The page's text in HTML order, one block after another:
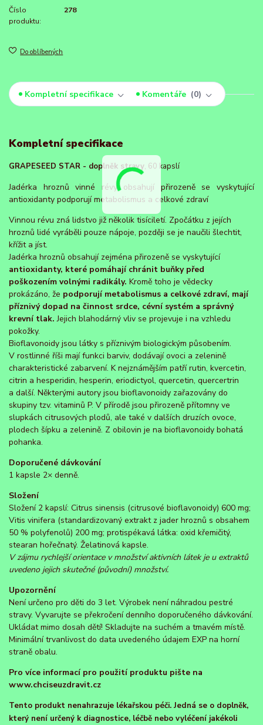
Číslo
produktu:
278
Do oblíbených
Kompletní specifikace Komentáře 0
Kompletní specifikace
GRAPESEED STAR - doplněk stravy, 60 kapslí
Jadérka hroznů vinné révy obsahují přirozeně se vyskytující
antioxidanty podporují metabolismus a celkové zdraví
Vinnou révu zná lidstvo již několik tisíciletí. Zpočátku z jejích
hroznů lidé vyráběli pouze nápoje, později se je naučili šlechtit,
křížit a jíst.
Jadérka hroznů obsahují zejména přirozeně se vyskytující
antioxidanty, které pomáhají chránit buňky před
poškozením volnými radikály. Kromě toho je vědecky
prokázáno, že podporují metabolismus a celkové zdraví, mají
příznivý dopad na činnost srdce, cévní systém a správný
krevní tlak. Jejich blahodárný vliv se projevuje i na vzhledu
pokožky.
Bioflavonoidy jsou látky s příznivým biologickým působením.
V rostlinné říši mají funkci barviv, dodávají ovoci a zelenině
charakteristické zabarvení. K nejznámějším patří rutin, kvercetin,
citrin a hesperidin, hesperin, eriodictyol, quercetin, quercertrin
a další. Některými autory jsou bioflavonoidy zařazovány do
skupiny tzv. vitaminů P. V přírodě jsou přirozeně přítomny ve
slupkách citrusových plodů, ale také v dalších druzích ovoce,
plodech šípku a zelenině. Z obilovin je na bioflavonoidy bohatá
pohanka.
Doporučené dávkování
1 kapsle 2× denně.
Složení
Složení 2 kapslí: Citrus sinensis (citrusové bioflavonoidy) 600 mg;
Vitis vinifera (standardizovaný extrakt z jader hroznů s obsahem
50 % polyfenolů) 200 mg; protispékavá látka: oxid křemičitý,
stearan hořečnatý. Želatinová kapsle.
V zájmu rychlejší orientace v množství aktivních látek je u extraktů
uvedeno jejich skutečné (původní) množství.
Upozornění
Není určeno pro děti do 3 let. Výrobek není náhradou pestré
stravy. Vyvarujte se překročení denního doporučeného dávkování.
Ukládat mimo dosah dětí! Skladujte na suchém a tmavém místě.
Minimální trvanlivost do data uvedeného údajem EXP na horní
straně obalu.
Pro více informací pro použití produktu pište na
www.chciseuzdravit.cz
Tento produkt nenahrazuje lékařskou péči. Jedná se o doplněk,
který není určený k diagnostice, léčbě nebo vyléčení jakékoli